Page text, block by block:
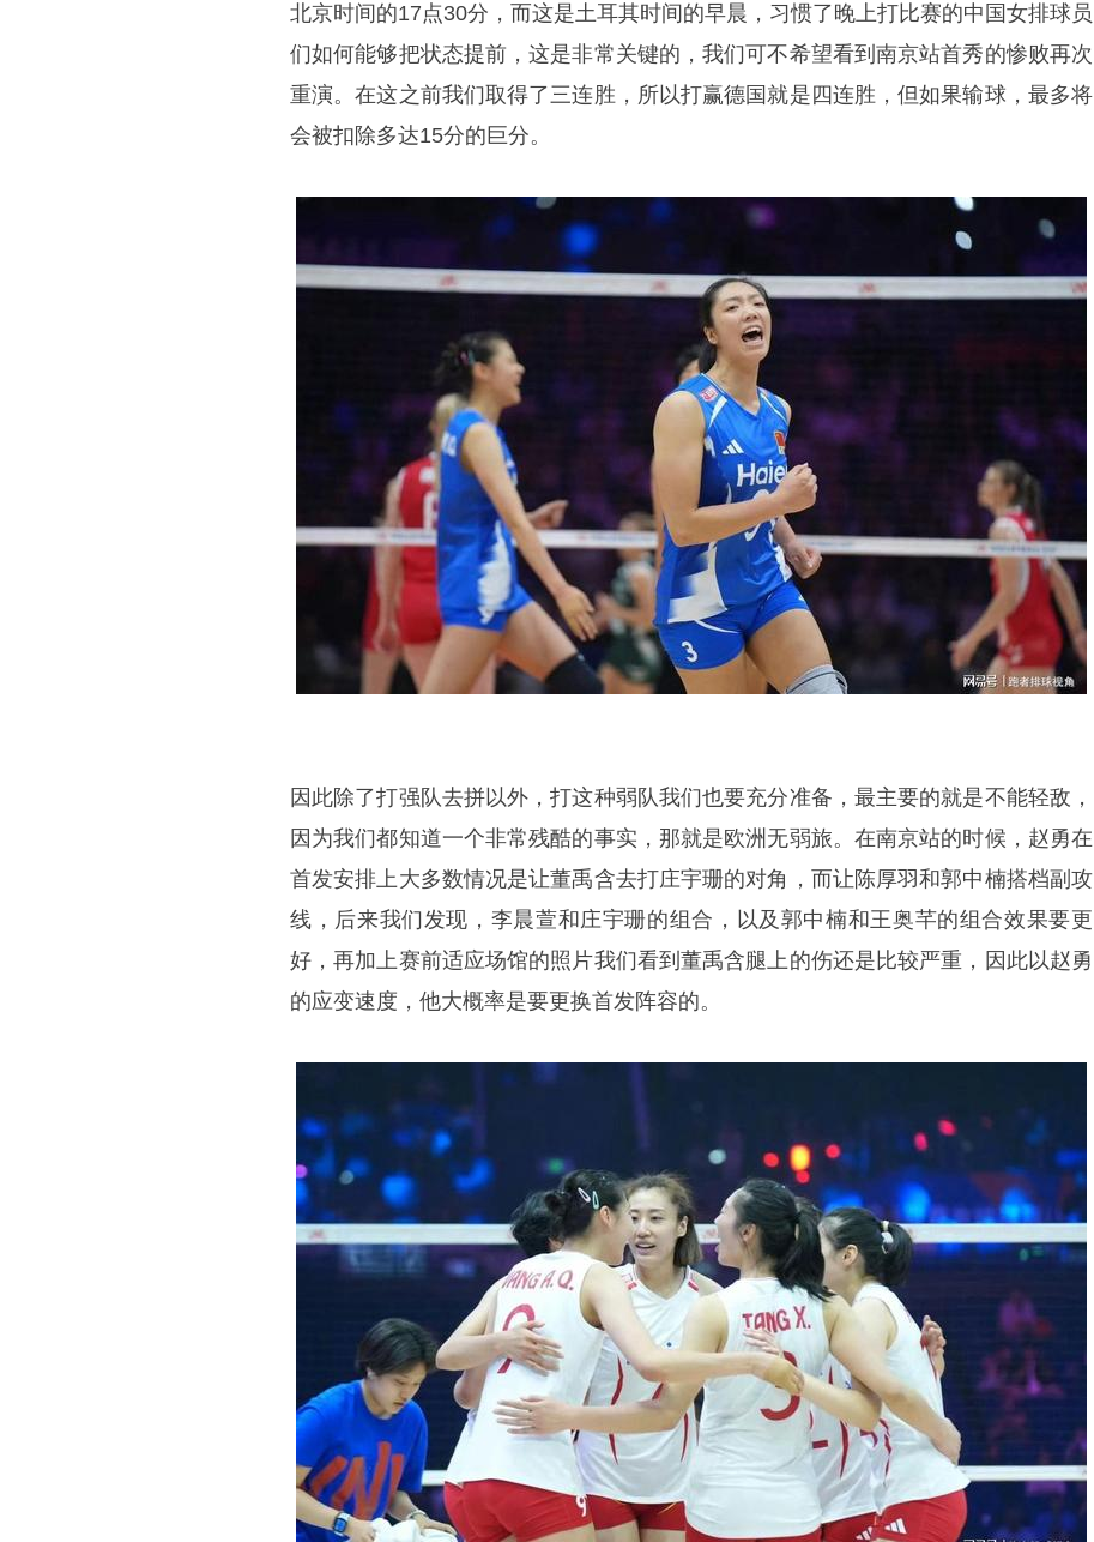
北京时间的17点30分，而这是土耳其时间的早晨，习惯了晚上打比赛的中国女排球员
们如何能够把状态提前，这是非常关键的，我们可不希望看到南京站首秀的惨败再次
重演。在这之前我们取得了三连胜，所以打赢德国就是四连胜，但如果输球，最多将
会被扣除多达15分的巨分。
因此除了打强队去拼以外，打这种弱队我们也要充分准备，最主要的就是不能轻敌，
因为我们都知道一个非常残酷的事实，那就是欧洲无弱旅。在南京站的时候，赵勇在
首发安排上大多数情况是让董禹含去打庄宇珊的对角，而让陈厚羽和郭中楠搭档副攻
线，后来我们发现，李晨萱和庄宇珊的组合，以及郭中楠和王奥芊的组合效果要更
好，再加上赛前适应场馆的照片我们看到董禹含腿上的伤还是比较严重，因此以赵勇
的应变速度，他大概率是要更换首发阵容的。